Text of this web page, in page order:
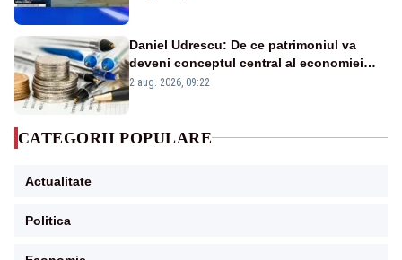
Daniel Udrescu: De ce patrimoniul va
deveni conceptul central al economiei
viitoare?
2 aug. 2026, 09:22
CATEGORII POPULARE
Actualitate
Politica